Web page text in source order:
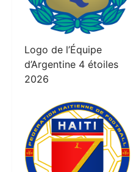
Logo de l’Équipe
d’Argentine 4 étoiles
2026